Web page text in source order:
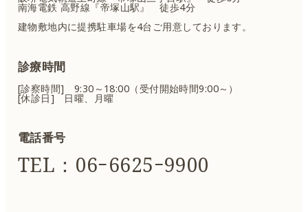
南海電鉄 高野線『帝塚山駅』 徒歩4分
建物敷地内に提携駐車場を4台ご用意しております。
診療時間
[診察時間] 9:30～18:00（受付開始時間9:00～）
[休診日] 日曜、月曜
電話番号
TEL：06ｰ6625ｰ9900